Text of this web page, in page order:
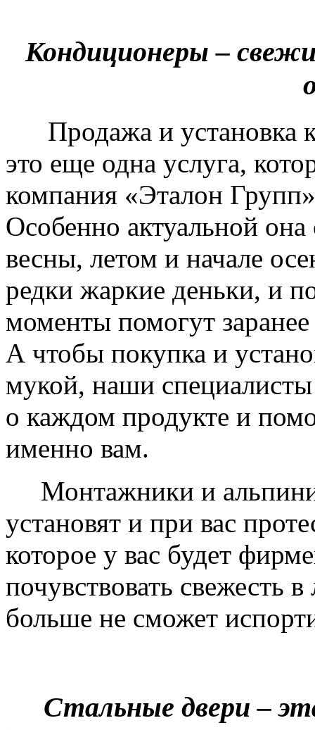
Кондиционеры –
Продажа и установка
это еще одна услуга,
компания «Эталон
Особенно актуальной она
весны, летом и начале
редки жаркие деньки, и
моменты помогут
А чтобы покупка и
мукой, наши специалисты
о каждом продукте и
именно вам.
Монтажники и
установят и при вас
которое у вас будет
почувствовать свежесть
больше не сможет
Стальные двери –